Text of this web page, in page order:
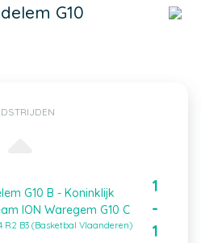
G10
G10 B - Koninklijk
ION Waregem G10 C
R2 B3 (Basketbal Vlaanderen)
1
-
1